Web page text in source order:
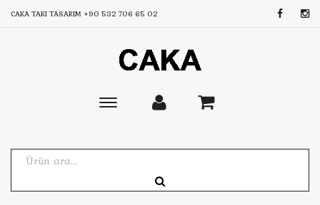
CAKA TAKI TASARIM +90 532 706 65 02
Toggle